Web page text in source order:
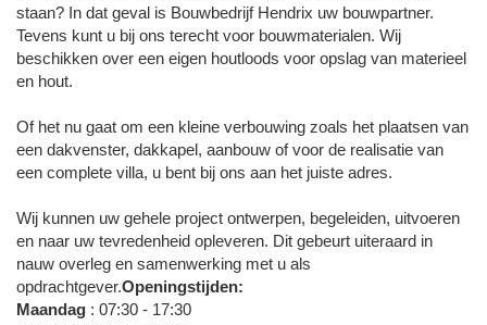
staan? In dat geval is Bouwbedrijf Hendrix uw bouwpartner.
Tevens kunt u bij ons terecht voor bouwmaterialen. Wij
beschikken over een eigen houtloods voor opslag van materieel
en hout.
Of het nu gaat om een kleine verbouwing zoals het plaatsen van
een dakvenster, dakkapel, aanbouw of voor de realisatie van
een complete villa, u bent bij ons aan het juiste adres.
Wij kunnen uw gehele project ontwerpen, begeleiden, uitvoeren
en naar uw tevredenheid opleveren. Dit gebeurt uiteraard in
nauw overleg en samenwerking met u als
opdrachtgever.Openingstijden:
Maandag : 07:30 - 17:30